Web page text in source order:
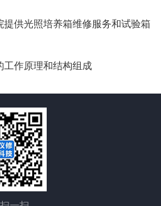
提供光照培养箱维修服务和试验箱
工作原理和结构组成